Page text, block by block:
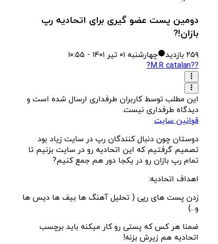
دومین پست عضو گیری برای اتحادیه رپ
بازان!?
۲۵۹ بازدید
چهارشنبه ۰۱ تیر ۱۴۰۱ - ۱۰:۵۵
??M.R catalan?
این مطلب توسط کاربران طرفداری ارسال شده است و
دیدگاه طرفداری نیست.
قوانین سایت
دوستان چون دنبال کنندگان رپ در سایت زیاد بود
تصمیم گرفتیم که این اتحادیه رو در سایت بزنیم تا
تمام رپ بازان رو در یکجا دور هم جمع کنیم?
اهداف اتحادیه:
زدن پست های رپی ( تحلیل آهنگ ها بیف ها دیس ها
و...)
ضمنا هر کس که پستی رو کار میکنه باید برچسب
اتحادیه هم زیرش بزنه!